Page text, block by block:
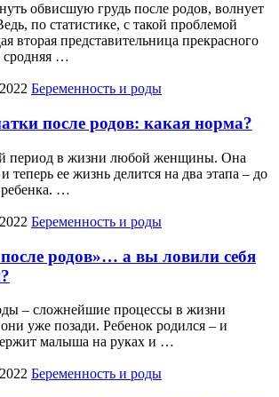
обвисшую грудь после родов, волнует
по статистике, с такой проблемой
вторая представительница прекрасного
сродняя …
Беременность и роды
после родов: какая норма?
период в жизни любой женщины. Она
теперь ее жизнь делится на два этапа – до
…
Беременность и роды
родов»… а вы ловили себя
– сложнейшие процессы в жизни
уже позади. Ребенок родился – и
малыша на руках и …
Беременность и роды